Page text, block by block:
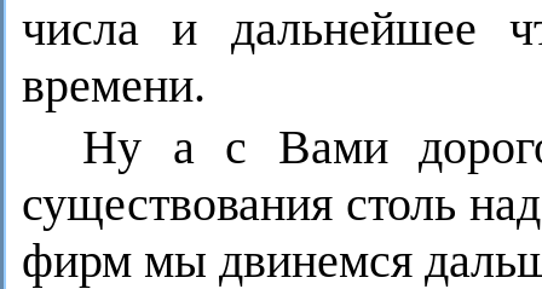
числа и дальнейшее
времени.
Ну а с Вами
существования столь
фирм мы двинемся